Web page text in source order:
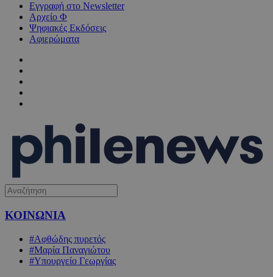
Εγγραφή στο Newsletter
Αρχείο Φ
Ψηφιακές Εκδόσεις
Αφιερώματα
ΚΟΙΝΩΝΙΑ
#Αφθώδης πυρετός
#Μαρία Παναγιώτου
#Υπουργείο Γεωργίας